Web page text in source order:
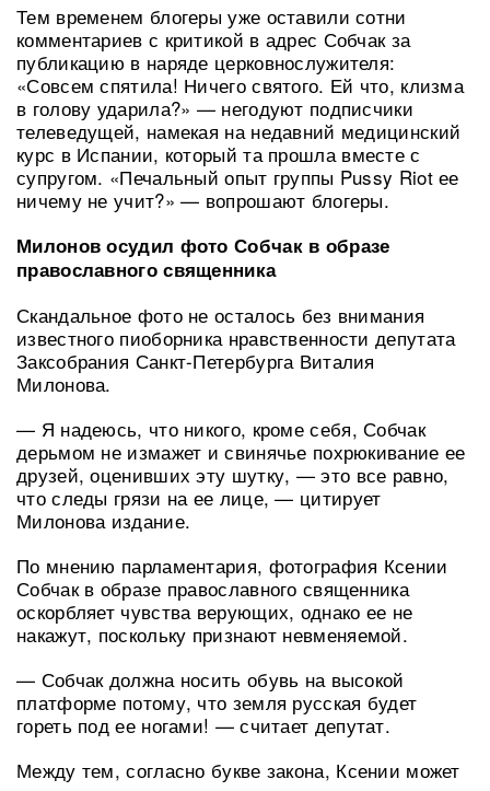
Тем временем блогеры уже оставили сотни
комментариев с критикой в адрес Собчак за
публикацию в наряде церковнослужителя:
«Совсем спятила! Ничего святого. Ей что, клизма
в голову ударила?» — негодуют подписчики
телеведущей, намекая на недавний медицинский
курс в Испании, который та прошла вместе с
супругом. «Печальный опыт группы Pussy Riot ее
ничему не учит?» — вопрошают блогеры.
Милонов осудил фото Собчак в образе
православного священника
Скандальное фото не осталось без внимания
известного пиоборника нравственности депутата
Заксобрания Санкт-Петербурга Виталия
Милонова.
— Я надеюсь, что никого, кроме себя, Собчак
дерьмом не измажет и свинячье похрюкивание ее
друзей, оценивших эту шутку, — это все равно,
что следы грязи на ее лице, — цитирует
Милонова издание.
По мнению парламентария, фотография Ксении
Собчак в образе православного священника
оскорбляет чувства верующих, однако ее не
накажут, поскольку признают невменяемой.
— Собчак должна носить обувь на высокой
платформе потому, что земля русская будет
гореть под ее ногами! — считает депутат.
Между тем, согласно букве закона, Ксении может